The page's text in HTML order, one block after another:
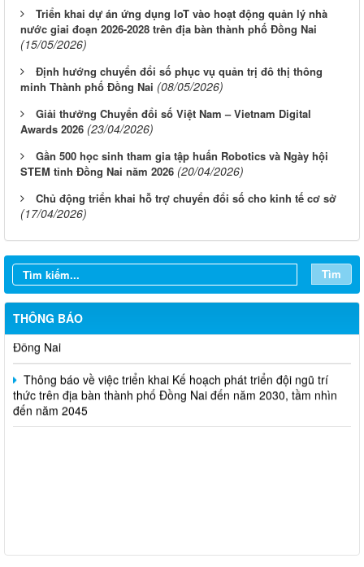
Triển khai dự án ứng dụng IoT vào hoạt động quản lý nhà
nước giai đoạn 2026-2028 trên địa bàn thành phố Đồng Nai
(15/05/2026)
Định hướng chuyển đổi số phục vụ quản trị đô thị thông
minh Thành phố Đồng Nai (08/05/2026)
Giải thưởng Chuyển đổi số Việt Nam – Vietnam Digital
Awards 2026 (23/04/2026)
Gần 500 học sinh tham gia tập huấn Robotics và Ngày hội
STEM tỉnh Đồng Nai năm 2026 (20/04/2026)
Chủ động triển khai hỗ trợ chuyển đổi số cho kinh tế cơ sở
(17/04/2026)
Tìm
THÔNG BÁO
Thông báo Tuyển chọn tổ chức và cá nhân chủ trì thực hiện
nhiệm vụ khoa học và công nghệ cấp thành phố sử dụng ngân
sách nhà nước đặt hàng thực hiện năm 2026 (đợt 1) lần 3
Thông báo Kế hoạch mở hồ sơ tham gia Tuyển chọn tổ chức và
cá nhân chủ trì thực hiện nhiệm vụ khoa học và công nghệ thực
hiện năm 2026 (đợt 1) lần 2
Phê duyệt Quy hoạch phân khu tỷ lệ 1/2.000 Khu công nghệ số
tập trung Long Thành tại xã An Phước và xã Bình An, thành phố
Đồng Nai
Thông báo về việc triển khai Kế hoạch phát triển đội ngũ trí
thức trên địa bàn thành phố Đồng Nai đến năm 2030, tầm nhìn
đến năm 2045